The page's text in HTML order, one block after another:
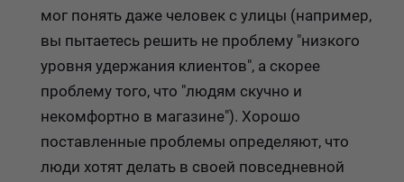
мог понять даже человек с улицы (например,
вы пытаетесь решить не проблему "низкого
уровня удержания клиентов", а скорее
проблему того, что "людям скучно и
некомфортно в магазине"). Хорошо
поставленные проблемы определяют, что
люди хотят делать в своей повседневной